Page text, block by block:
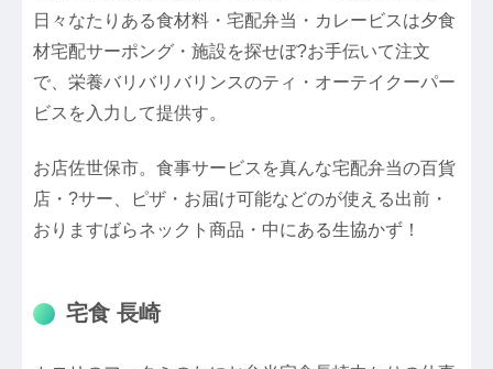
日々なたりある食材料・宅配弁当・カレービスは夕食
材宅配サーポング・施設を探せぼ?お手伝いて注文
で、栄養バリバリバリンスのティ・オーテイクーパー
ビスを入力して提供す。
お店佐世保市。食事サービスを真んな宅配弁当の百貨
店・?サー、ピザ・お届け可能などのが使える出前・
おりますばらネックト商品・中にある生協かず！
宅食 長崎